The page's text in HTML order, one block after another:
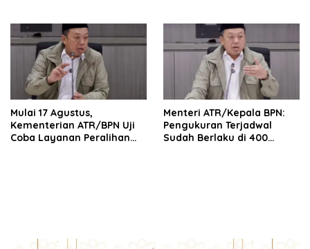
Ekonomi Daerah
Berintegritas
Mulai 17 Agustus,
Kementerian ATR/BPN Uji
Coba Layanan Peralihan
Menteri ATR/Kepala BPN:
Pengukuran Terjadwal
Sudah Berlaku di 400